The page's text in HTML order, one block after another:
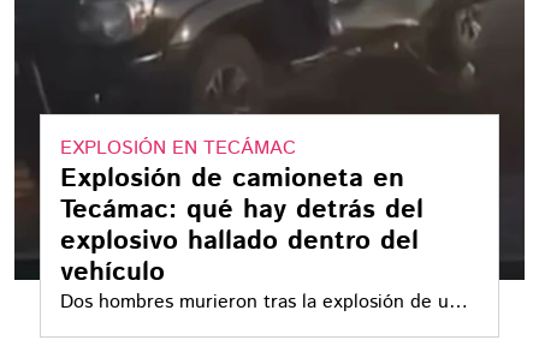
EXPLOSIÓN EN TECÁMAC
Explosión de camioneta en
Tecámac: qué hay detrás del
explosivo hallado dentro del
vehículo
Dos hombres murieron tras la explosión de una
camioneta en Tecámac. Autoridades